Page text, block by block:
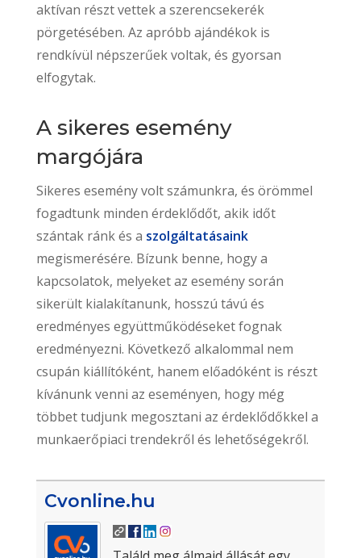
aktívan részt vettek a szerencsekerék
pörgetésében. Az apróbb ajándékok is
rendkívül népszerűek voltak, és gyorsan
elfogytak.
A sikeres esemény
margójára
Sikeres esemény volt számunkra, és örömmel
fogadtunk minden érdeklődőt, akik időt
szántak ránk és a szolgáltatásaink
megismerésére. Bízunk benne, hogy a
kapcsolatok, melyeket az esemény során
sikerült kialakítanunk, hosszú távú és
eredményes együttműködéseket fognak
eredményezni. Következő alkalommal nem
csupán kiállítóként, hanem előadóként is részt
kívánunk venni az eseményen, hogy még
többet tudjunk megosztani az érdeklődőkkel a
munkaerőpiaci trendekről és lehetőségekről.
Cvonline.hu